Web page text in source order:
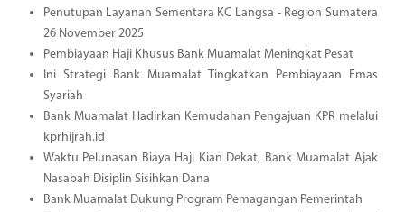
Penutupan Layanan Sementara KC Langsa - Region Sumatera
26 November 2025
Pembiayaan Haji Khusus Bank Muamalat Meningkat Pesat
Ini Strategi Bank Muamalat Tingkatkan Pembiayaan Emas
Syariah
Bank Muamalat Hadirkan Kemudahan Pengajuan KPR melalui
kprhijrah.id
Waktu Pelunasan Biaya Haji Kian Dekat, Bank Muamalat Ajak
Nasabah Disiplin Sisihkan Dana
Bank Muamalat Dukung Program Pemagangan Pemerintah